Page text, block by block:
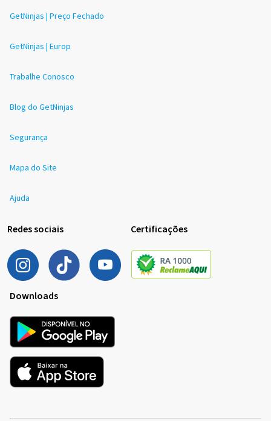
GetNinjas | Preço Fechado
GetNinjas | Europ
Trabalhe Conosco
Blog do GetNinjas
Segurança
Mapa do Site
Ajuda
Redes sociais Certificações
Downloads